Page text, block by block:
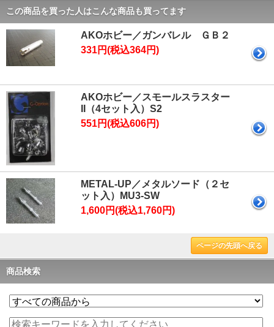
この商品を買った人はこんな商品も買ってます
AKOホビー／ガンバレル ＧＢ２
331円(税込364円)
AKOホビー／スモールスラスター
II（4セット入）S2
551円(税込606円)
METAL-UP／メタルソード（２セ
ット入）MU3-SW
1,600円(税込1,760円)
ページの先頭へ戻る
商品検索